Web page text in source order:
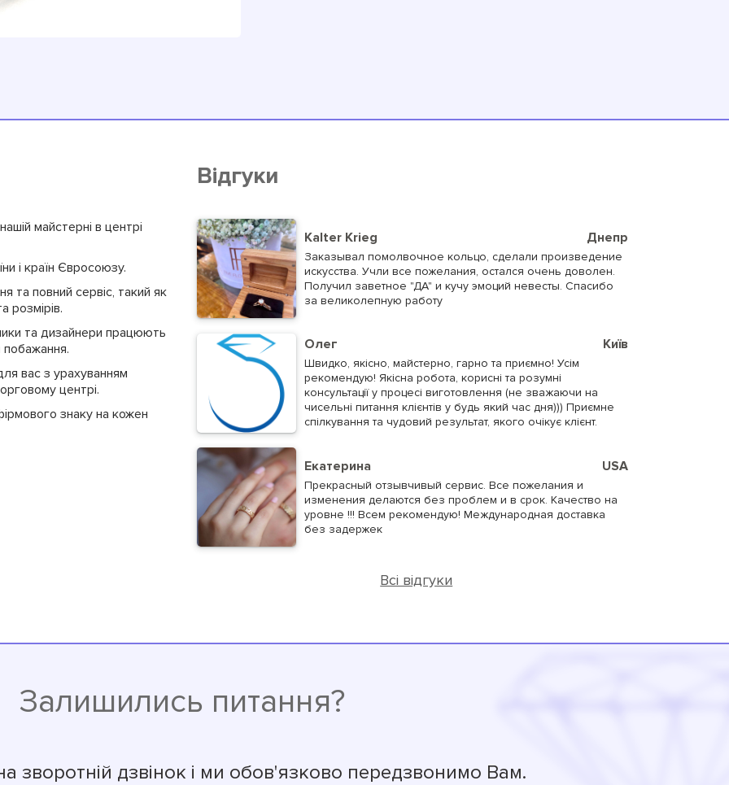
майстерні в центрі
і країн Євросоюзу.
та повний сервіс, такий як
розмірів.
та дизайнери працюють
вас з урахуванням
центрі.
знаку на кожен
Відгуки
Kalter Krieg Днепр
Заказывал помолвочное кольцо, сделали произведение
искусства. Учли все пожелания, остался очень доволен.
Получил заветное "ДА" и кучу эмоций невесты. Спасибо
за великолепную работу
Олег Київ
Швидко, якісно, майстерно, гарно та приємно! Усім
рекомендую! Якісна робота, корисні та розумні
консультації у процесі виготовлення (не зважаючи на
чисельні питання клієнтів у будь який час дня))) Приємне
спілкування та чудовий результат, якого очікує клієнт.
Екатерина USA
Прекрасный отзывчивый сервис. Все пожелания и
изменения делаются без проблем и в срок. Качество на
уровне !!! Всем рекомендую! Международная доставка
без задержек
Всі відгуки
Залишились питання?
зворотній дзвінок і ми обов'язково передзвонимо Вам.